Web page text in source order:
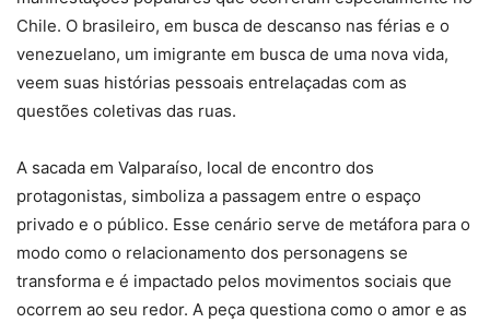
Chile. O brasileiro, em busca de descanso nas férias e o
venezuelano, um imigrante em busca de uma nova vida,
veem suas histórias pessoais entrelaçadas com as
questões coletivas das ruas.
A sacada em Valparaíso, local de encontro dos
protagonistas, simboliza a passagem entre o espaço
privado e o público. Esse cenário serve de metáfora para o
modo como o relacionamento dos personagens se
transforma e é impactado pelos movimentos sociais que
ocorrem ao seu redor. A peça questiona como o amor e as